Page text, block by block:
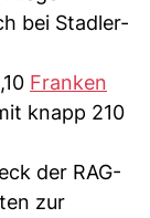
bei Stadler-
Franken
knapp 210
der RAG-
zur